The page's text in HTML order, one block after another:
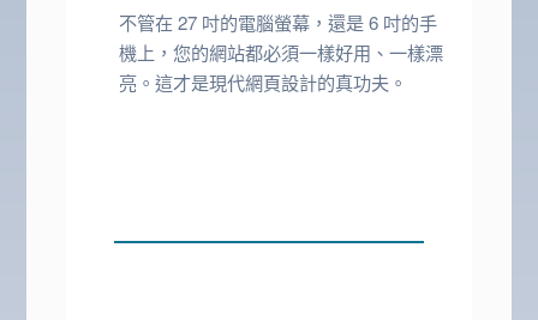
不管在 27 吋的電腦螢幕，還是 6 吋的手
機上，您的網站都必須一樣好用、一樣漂
亮。這才是現代網頁設計的真功夫。